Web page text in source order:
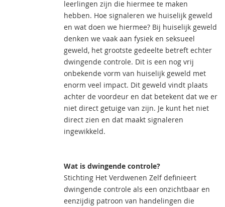
leerlingen zijn die hiermee te maken
hebben. Hoe signaleren we huiselijk geweld
en wat doen we hiermee? Bij huiselijk geweld
denken we vaak aan fysiek en seksueel
geweld, het grootste gedeelte betreft echter
dwingende controle. Dit is een nog vrij
onbekende vorm van huiselijk geweld met
enorm veel impact. Dit geweld vindt plaats
achter de voordeur en dat betekent dat we er
niet direct getuige van zijn. Je kunt het niet
direct zien en dat maakt signaleren
ingewikkeld.
Wat is dwingende controle?
Stichting Het Verdwenen Zelf definieert
dwingende controle als een onzichtbaar en
eenzijdig patroon van handelingen die